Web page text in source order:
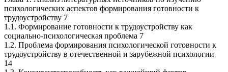
психологических аспектов формирования готовности к
трудоустройству 7
1.1. Формирование готовности к трудоустройству как
социально-психологическая проблема 7
1.2. Проблема формирования психологической готовности к
трудоустройству в отечественной и зарубежной психологии
14